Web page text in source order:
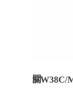
S-W38C/MSO-W38 電磁接觸器/電磁開關